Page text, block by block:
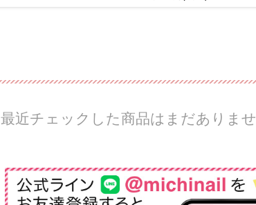
最近チェックした商品はまだありませ